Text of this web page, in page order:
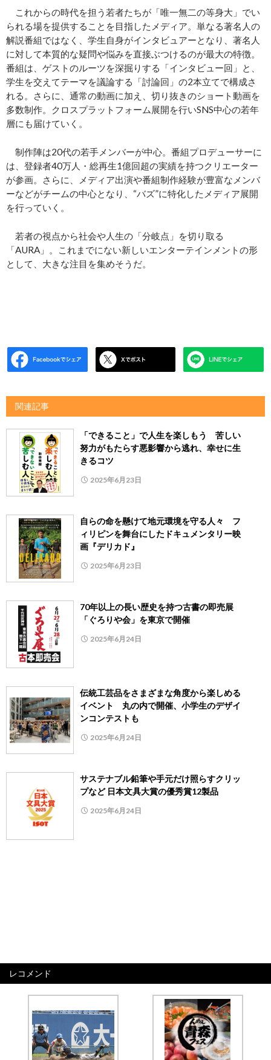
これからの時代を担う若者たちが「唯一無二の等身大」でい
られる場を提供することを目指したメディア。単なる著名人の
解説番組ではなく、学生自身がインタビュアーとなり、著名人
に対して本質的な疑問や悩みを直接ぶつけるのが最大の特徴。
番組は、ゲストのルーツを深掘りする「インタビュー回」と、
学生を交えてテーマを議論する「討論回」の2本立てで構成さ
れる。さらに、通常の動画に加え、切り抜きのショート動画を
多数制作。クロスプラットフォーム展開を行いSNS中心の若年
層にも届けていく。
制作陣は20代の若手メンバーが中心。番組プロデューサーに
は、登録者40万人・総再生1億回超の実績を持つクリエーター
が参画。さらに、メディア出演や番組制作経験が豊富なメンバ
ーなどがチームの中心となり、“バズ”に特化したメディア展開
を行っていく。
若者の視点から社会や人生の「分岐点」を切り取る
「AURA」。これまでにない新しいエンターテインメントの形
として、大きな注目を集めそうだ。
関連記事
「できること」で人生を楽しもう 苦しい
努力がもたらす悪影響から逃れ、幸せに生
きるコツ
2025年6月23日
自らの命を懸けて地元環境を守る人々 フ
ィリピンを舞台にしたドキュメンタリー映
画『デリカド』
2025年6月23日
70年以上の長い歴史を持つ古書の即売展
「ぐろりや会」を東京で開催
2025年6月24日
伝統工芸品をさまざまな角度から楽しめる
イベント 丸の内で開催、小学生のデザイ
ンコンテストも
2025年6月24日
サステナブル鉛筆や手元だけ照らすクリッ
プなど 日本文具大賞の優秀賞12製品
2025年6月24日
レコメンド